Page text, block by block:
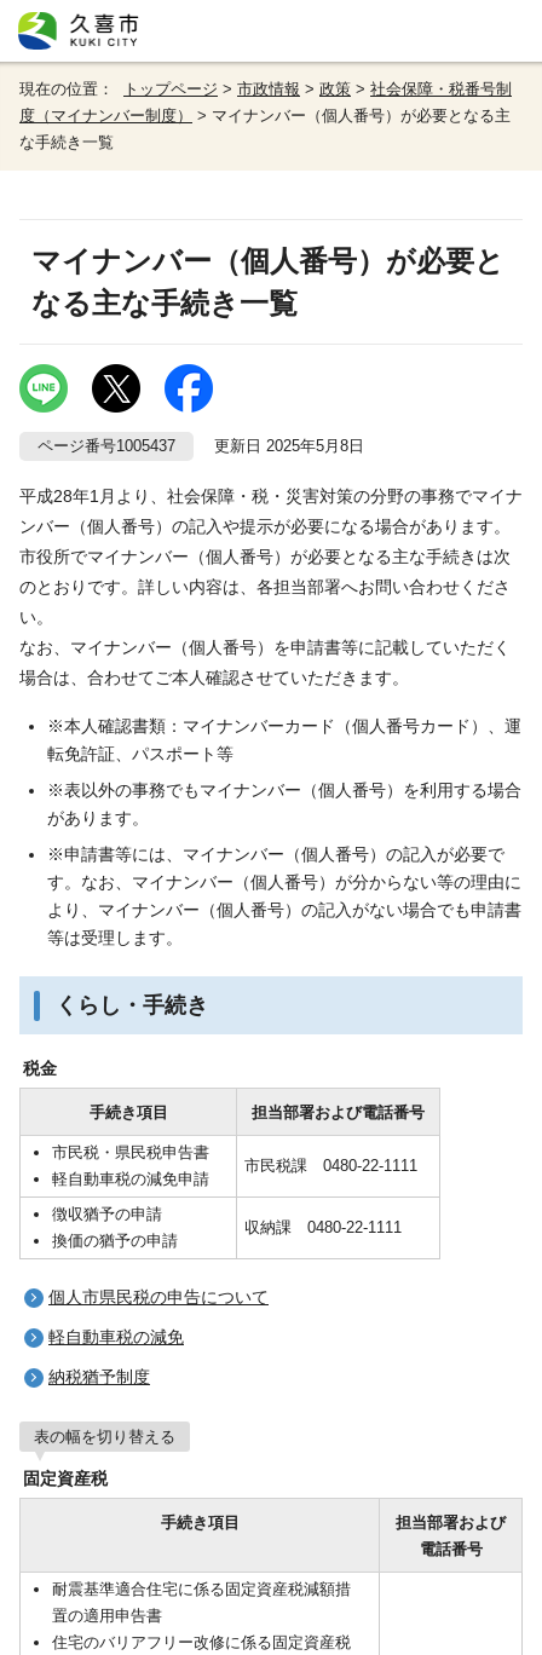
現在の位置： トップページ > 市政情報 > 政策 > 社会保障・税番号制
度（マイナンバー制度）
> マイナンバー（個人番号）が必要となる主
な手続き一覧
マイナンバー（個人番号）が必要と
なる主な手続き一覧
ページ番号1005437 更新日 2025年5月8日
平成28年1月より、社会保障・税・災害対策の分野の事務でマイナ
ンバー（個人番号）の記入や提示が必要になる場合があります。
市役所でマイナンバー（個人番号）が必要となる主な手続きは次
のとおりです。詳しい内容は、各担当部署へお問い合わせくださ
い。
なお、マイナンバー（個人番号）を申請書等に記載していただく
場合は、合わせてご本人確認させていただきます。
※本人確認書類：マイナンバーカード（個人番号カード）、運
転免許証、パスポート等
※表以外の事務でもマイナンバー（個人番号）を利用する場合
があります。
※申請書等には、マイナンバー（個人番号）の記入が必要で
す。なお、マイナンバー（個人番号）が分からない等の理由に
より、マイナンバー（個人番号）の記入がない場合でも申請書
等は受理します。
くらし・手続き
税金
手続き項目 担当部署および電話番号
市民税・県民税申告書
軽自動車税の減免申請
市民税課 0480-22-1111
徴収猶予の申請
換価の猶予の申請
収納課 0480-22-1111
個人市県民税の申告について
軽自動車税の減免
納税猶予制度
表の幅を切り替える
固定資産税
手続き項目
担当部署および
電話番号
耐震基準適合住宅に係る固定資産税減額措
置の適用申告書
住宅のバリアフリー改修に係る固定資産税